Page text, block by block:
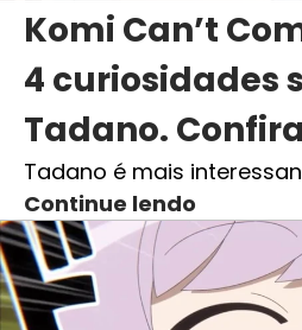
Komi Can’t
4 curiosidades
Tadano.
Tadano é mais
Continue lendo